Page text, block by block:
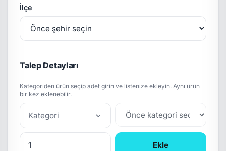
İlçe
Talep Detayları
Kategoriden ürün seçip adet girin ve listenize ekleyin. Aynı ürün
bir kez eklenebilir.
Kategori
Ekle